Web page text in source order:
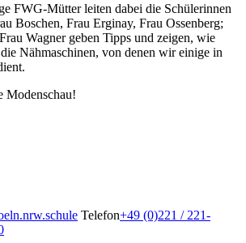
FWG-Mütter leiten dabei die Schülerinnen
Boschen, Frau Erginay, Frau Ossenberg;
Wagner geben Tipps und zeigen, wie
Nähmaschinen, von denen wir einige in
Modenschau!
Telefon+49 (0)221 / 221-